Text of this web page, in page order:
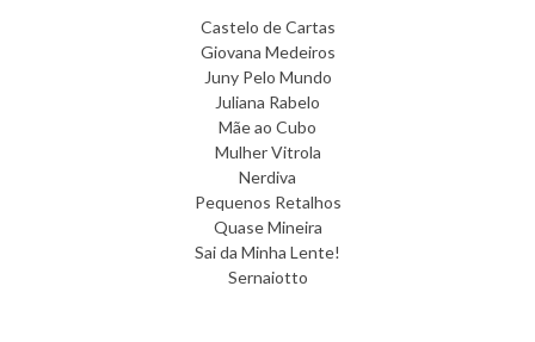
Castelo de Cartas
Giovana Medeiros
Juny Pelo Mundo
Juliana Rabelo
Mãe ao Cubo
Mulher Vitrola
Nerdiva
Pequenos Retalhos
Quase Mineira
Sai da Minha Lente!
Sernaiotto